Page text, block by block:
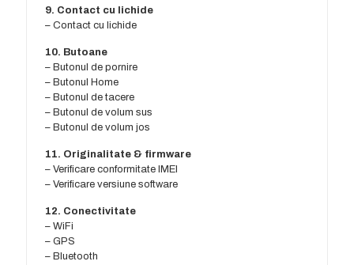
9. Contact cu lichide
– Contact cu lichide
10. Butoane
– Butonul de pornire
– Butonul Home
– Butonul de tacere
– Butonul de volum sus
– Butonul de volum jos
11. Originalitate & firmware
– Verificare conformitate IMEI
– Verificare versiune software
12. Conectivitate
– WiFi
– GPS
– Bluetooth